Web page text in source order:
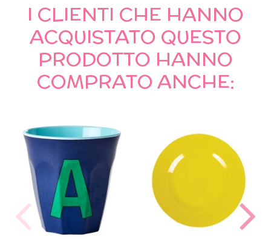
I CLIENTI CHE HANNO
ACQUISTATO QUESTO
PRODOTTO HANNO
COMPRATO ANCHE: